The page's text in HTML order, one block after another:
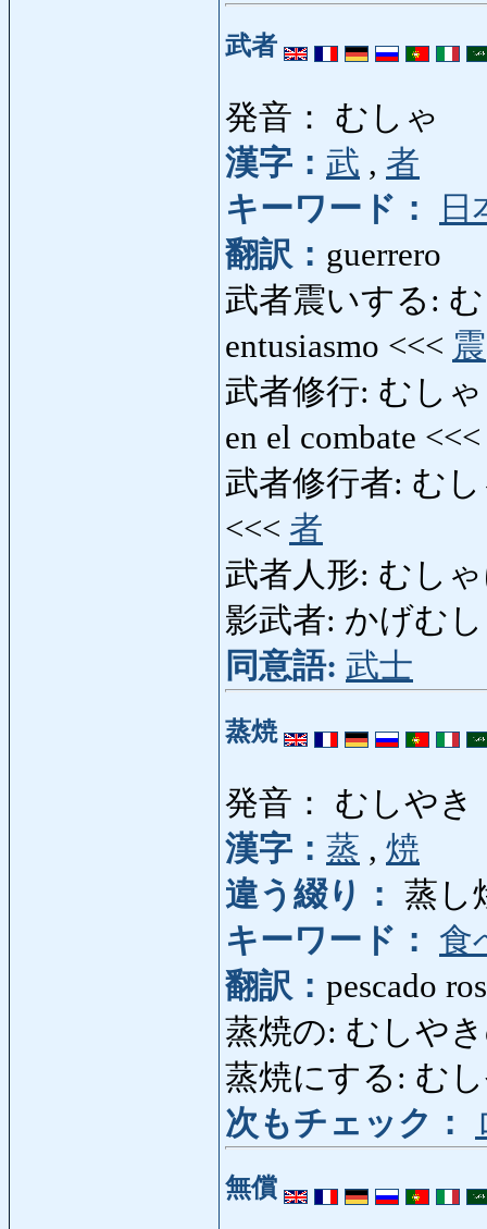
武者
発音： むしゃ
漢字： 武 , 者
キーワード：
日
翻訳： guerrero
武者震いする: む
entusiasmo <<< 震
武者修行: むしゃ
en el combate
武者修行者: む
<<< 者
武者人形: むし
影武者: かげむ
同意語: 武士
蒸焼
発音： むしやき
漢字： 蒸 , 焼
違う綴り： 蒸し
キーワード：
食
翻訳： pescado
蒸焼の: むしや
蒸焼にする: む
次もチェック：
無償